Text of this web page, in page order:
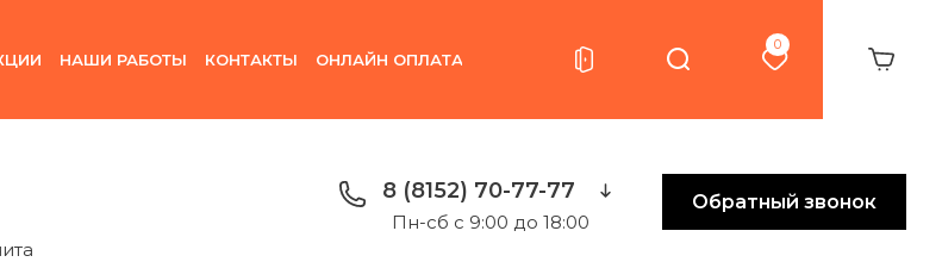
НАШИ РАБОТЫ КОНТАКТЫ ОНЛАЙН ОПЛАТА
0
8 (8152) 70-77-77
Пн-сб с 9:00 до 18:00
Обратный звонок